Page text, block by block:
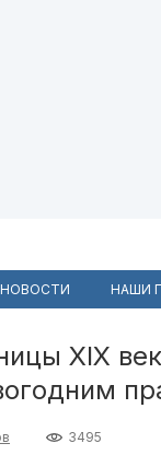
НАШИ
XIX
3495